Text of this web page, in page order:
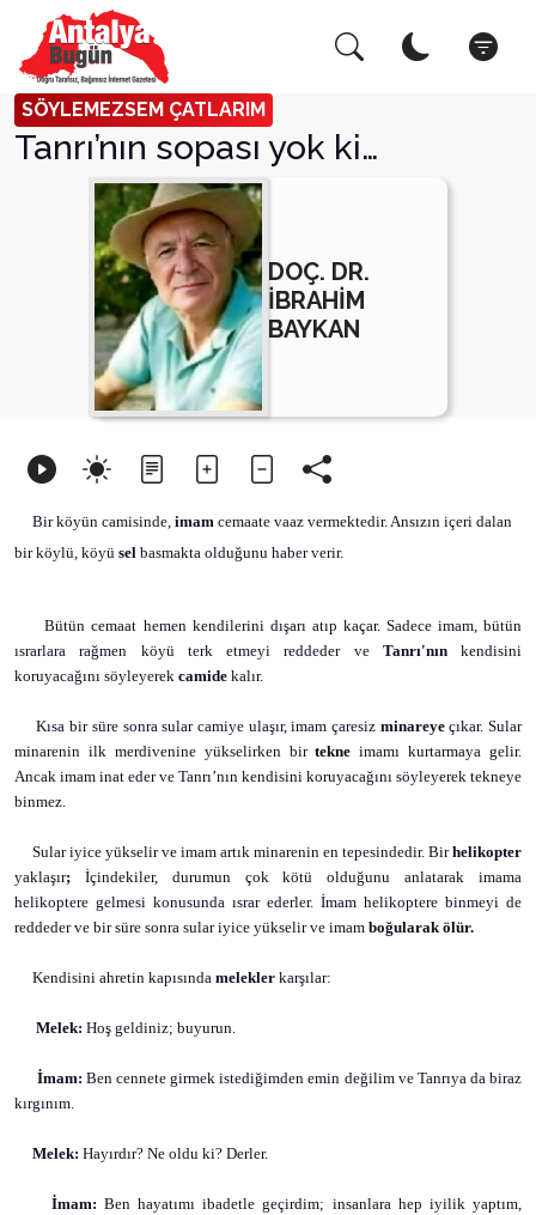
SÖYLEMEZSEM ÇATLARIM
Tanrı’nın sopası yok ki…
DOÇ. DR.
İBRAHİM
BAYKAN
Bir köyün camisinde, imam cemaate vaaz vermektedir.Ansızın içeri dalan
bir köylü, köyü sel basmakta olduğunu haber verir.
Bütün cemaat hemen kendilerini dışarı atıp kaçar. Sadece imam, bütün
ısrarlara rağmen köyü terk etmeyi reddeder ve Tanrı'nın kendisini
koruyacağını söyleyerek camide kalır.
Kısa bir süre sonra sular camiye ulaşır, imam çaresiz minareyeçıkar. Sular
minarenin ilk merdivenine yükselirken birtekne imamı kurtarmaya gelir.
Ancak imam inat eder ve Tanrı’nın kendisini koruyacağını söyleyerek tekneye
binmez.
Sular iyice yükselir ve imam artık minarenin en tepesindedir. Birhelikopter
yaklaşır; İçindekiler, durumun çok kötü olduğunu anlatarak imama
helikoptere gelmesi konusunda ısrar ederler. İmam helikoptere binmeyi de
reddeder ve bir süre sonra sular iyice yükselir ve imam boğularak ölür.
Kendisini ahretin kapısında melekler karşılar:
Melek: Hoş geldiniz; buyurun.
İmam: Ben cennete girmek istediğimden emin değilim ve Tanrıya da biraz
kırgınım.
Melek: Hayırdır? Ne oldu ki? Derler.
İmam: Ben hayatımı ibadetle geçirdim; insanlara hep iyilik yaptım,
Arama Yap! Kapat